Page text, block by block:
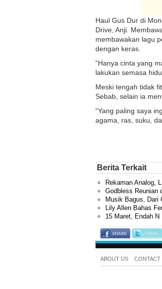
Haul Gus Dur di
Drive, Anji.
membawakan lagu
dengan keras.
“Hanya cinta yang
lakukan semasa
Meski tengah tidak
Sebab, selain ia
“Yang paling saya
agama, ras, suku,
Berita Terkait
Rekaman Analog,
Godbless Reunian
Musik Bagus, Dari
Lily Allen Bahas
15 Maret, Endah
ABOUT US CONTACT